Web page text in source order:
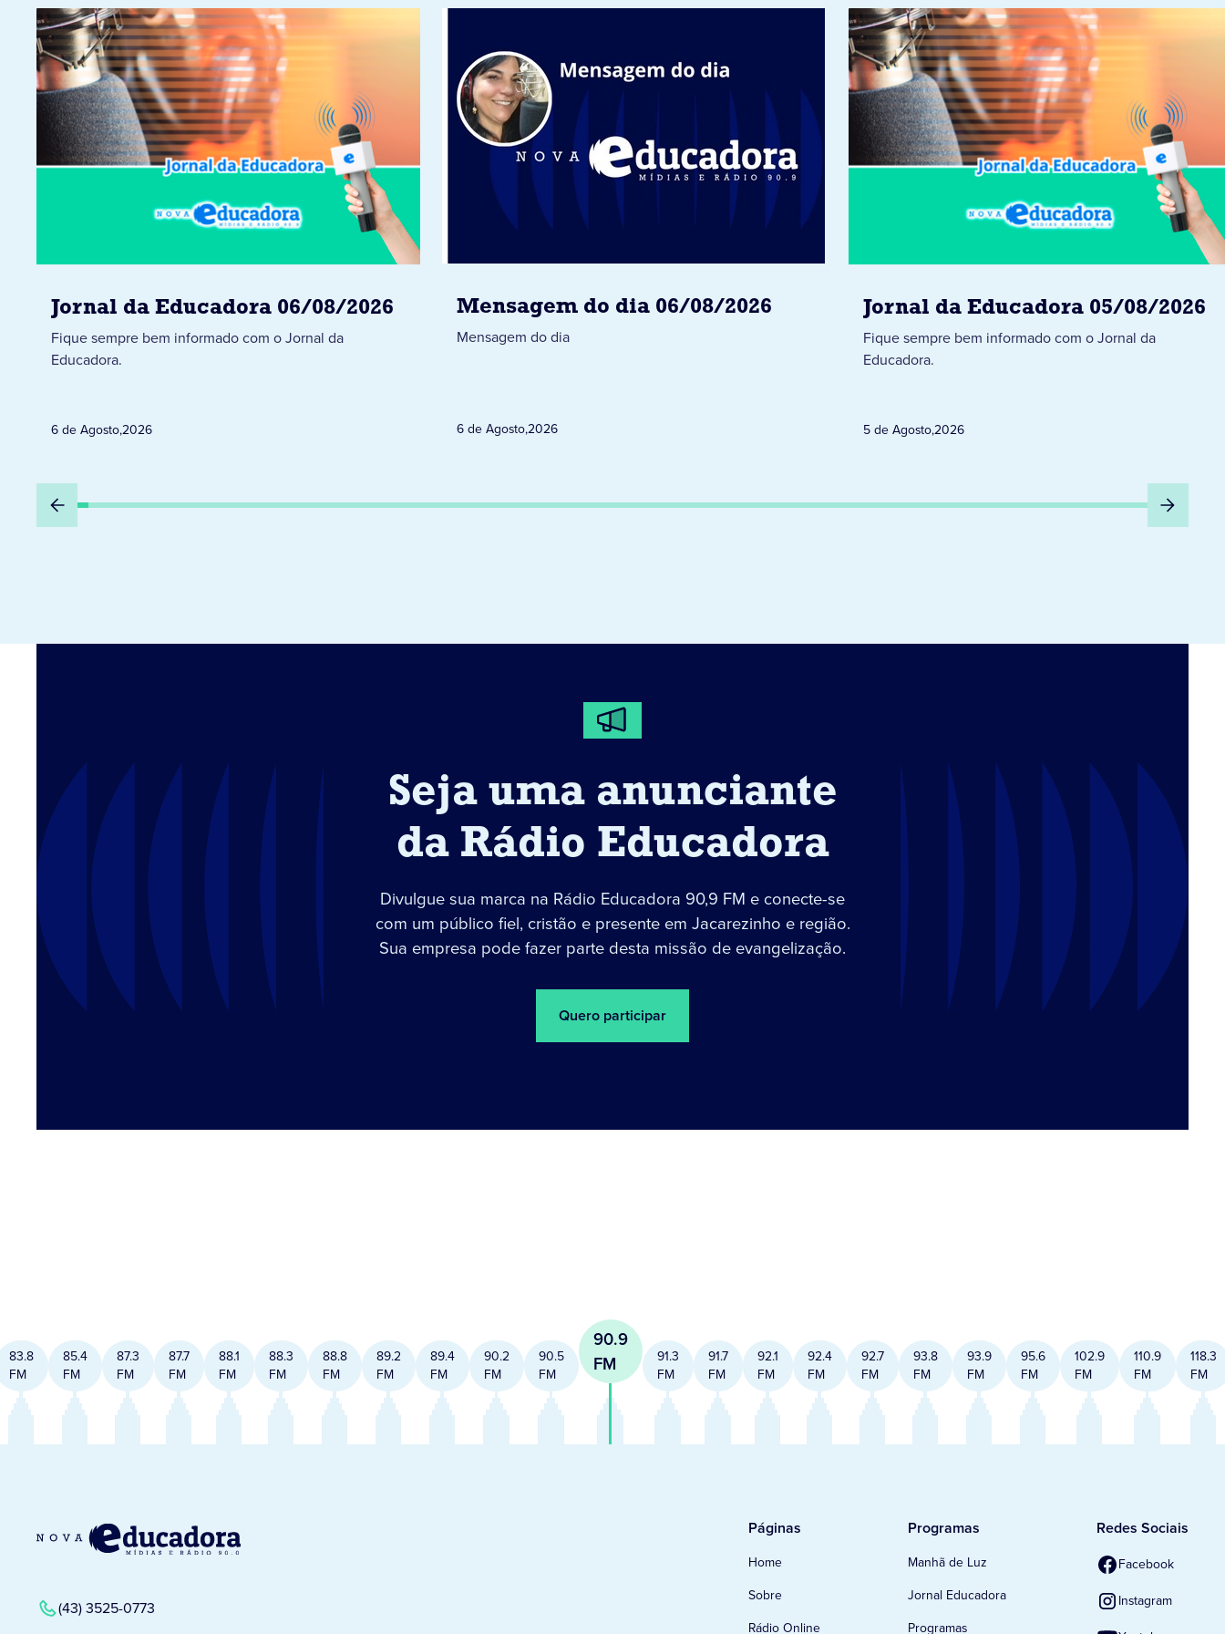
Jornal da Educadora 06/08/2026
Fique sempre bem informado com o Jornal da
Educadora.
6 de Agosto,2026
Mensagem do dia 06/08/2026
Mensagem do dia
6 de Agosto,2026
Jornal da Educadora 05/08/2026
Fique sempre bem informado com o Jornal da
Educadora.
5 de Agosto,2026
Seja uma anunciante
da Rádio Educadora
Divulgue sua marca na Rádio Educadora 90,9 FM e conecte-se
com um público fiel, cristão e presente em Jacarezinho e região.
Sua empresa pode fazer parte desta missão de evangelização.
Quero participar
83.8
FM
85.4
FM
87.3
FM
87.7
FM
88.1
FM
88.3
FM
88.8
FM
89.2
FM
89.4
FM
90.2
FM
90.5
FM
90.9
FM
91.3
FM
91.7
FM
92.1
FM
92.4
FM
92.7
FM
93.8
FM
93.9
FM
95.6
FM
102.9
FM
110.9
FM
118.3
FM
(43) 3525-0773
Páginas
Home
Sobre
Rádio Online
Programas
Manhã de Luz
Jornal Educadora
Programas
Redes Sociais
Facebook
Instagram